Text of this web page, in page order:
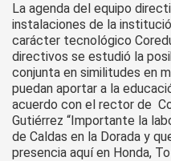
La agenda del equipo
instalaciones de la
carácter tecnológico
directivos se estudió la
conjunta en similitudes en
puedan aportar a la
acuerdo con el rector de
Gutiérrez “Importante la
de Caldas en la Dorada y
presencia aquí en Honda,